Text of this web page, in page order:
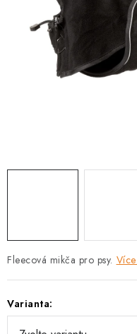
Výměna, vrácení a
FAQ
Fleecová mikča pro psy.
Varianta: